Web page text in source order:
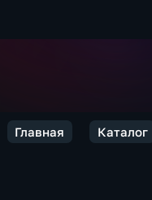
Главная Каталог